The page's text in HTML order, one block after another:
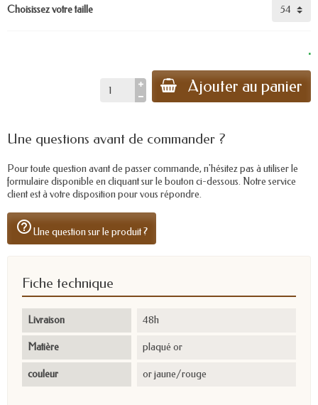
Choisissez votre taille
.
Ajouter au panier
Une questions avant de commander ?
Pour toute question avant de passer commande, n'hésitez pas à utiliser le
formulaire disponible en cliquant sur le bouton ci-dessous. Notre service
client est à votre disposition pour vous répondre.
help_outlineUne question sur le produit ?
Fiche technique
Livraison 48h
Matière plaqué or
couleur or jaune/rouge